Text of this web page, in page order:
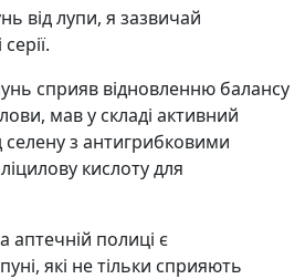
від лупи, я зазвичай
сприяв відновленню балансу
мав у складі активний
селену з антигрибковими
кислоту для
аптечній полиці є
які не тільки сприяють